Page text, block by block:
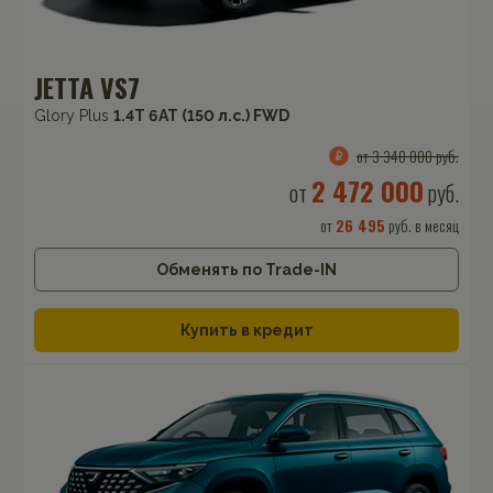
JETTA VS7
Glory Plus 1.4T 6AT (150 л.с.) FWD
от 3 340 000 руб.
от 2 472 000руб.
от26 495 руб. в месяц
Обменять по Trade-IN
Купить в кредит